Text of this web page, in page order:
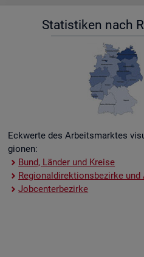
Sta­tis­ti­ken nach
Eck­wer­te des Ar­beits­mark­tes
gio­nen:
Bund, Län­der und Krei­se
Re­gio­nal­di­rek­ti­ons­be­zir­ke und
Job­cent­er­be­zir­ke